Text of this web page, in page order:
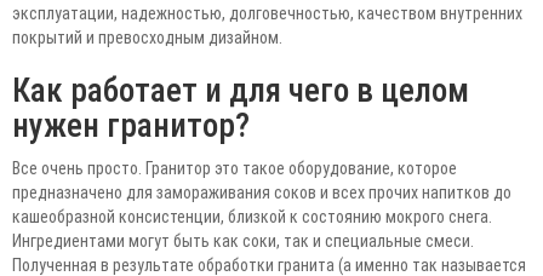
эксплуатации, надежностью, долговечностью, качеством внутренних
покрытий и превосходным дизайном.
Как работает и для чего в целом
нужен гранитор?
Все очень просто. Гранитор это такое оборудование, которое
предназначено для замораживания соков и всех прочих напитков до
кашеобразной консистенции, близкой к состоянию мокрого снега.
Ингредиентами могут быть как соки, так и специальные смеси.
Полученная в результате обработки гранита (а именно так называется